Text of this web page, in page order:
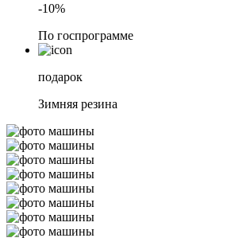
-10%
По госпрограмме
подарок
Зимняя резина